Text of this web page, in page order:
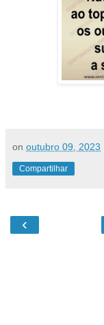
on outubro 09, 2023
Compartilhar
‹